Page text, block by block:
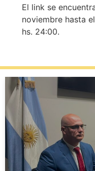
El link se
noviembre hasta
hs. 24:00.